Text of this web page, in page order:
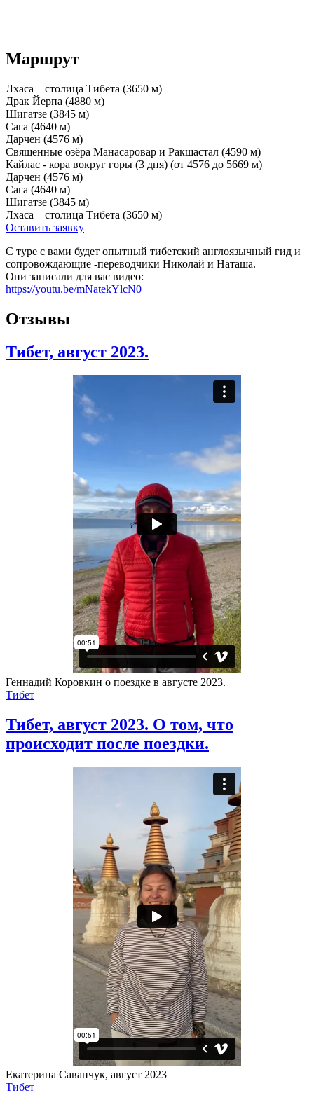
Маршрут
Лхаса – столица Тибета (3650 м)
Драк Йерпа (4880 м)
Шигатзе (3845 м)
Сага (4640 м)
Дарчен (4576 м)
Священные озёра Манасаровар и Ракшастал (4590 м)
Кайлас - кора вокруг горы (3 дня) (от 4576 до 5669 м)
Дарчен (4576 м)
Сага (4640 м)
Шигатзе (3845 м)
Лхаса – столица Тибета (3650 м)
Оставить заявку
С туре с вами будет опытный тибетский англоязычный гид и
сопровождающие -переводчики Николай и Наташа.
Они записали для вас видео:
https://youtu.be/mNatekYlcN0
Отзывы
Тибет, август 2023.
Геннадий Коровкин о поездке в августе 2023.
Тибет
Тибет, август 2023. О том, что
происходит после поездки.
Екатерина Саванчук, август 2023
Тибет